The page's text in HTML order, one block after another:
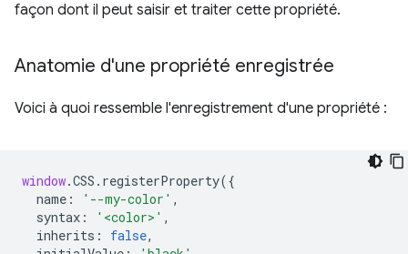
façon dont il peut saisir et traiter cette propriété.
Anatomie d'une propriété enregistrée
Voici à quoi ressemble l'enregistrement d'une propriété :
window.CSS . registerProperty({
name : '--my-color' ,
syntax : '<color>' ,
inherits : false,